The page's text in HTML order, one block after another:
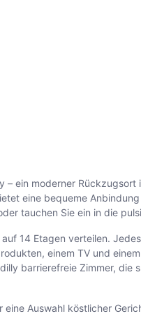
– ein moderner
eine bequeme
tauchen Sie ein in die
14 Etagen verteilen.
einem TV und
barrierefreie Zimmer,
Auswahl köstlicher